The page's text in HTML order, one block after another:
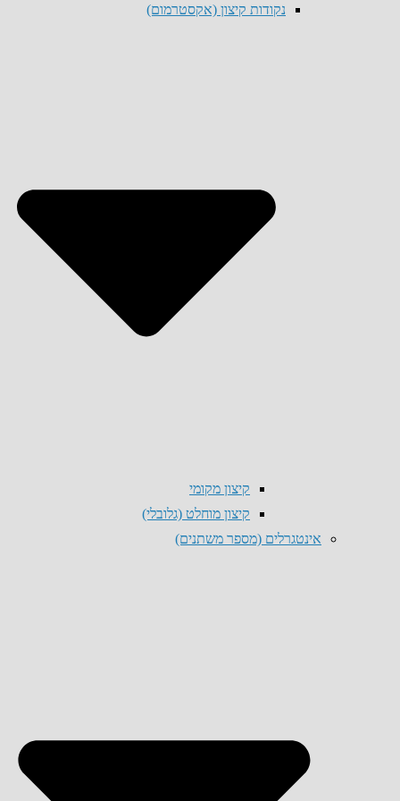
נקודות קיצון (אקסטרמום)
קיצון מקומי
קיצון מוחלט (גלובלי)
אינטגרלים (מספר משתנים)